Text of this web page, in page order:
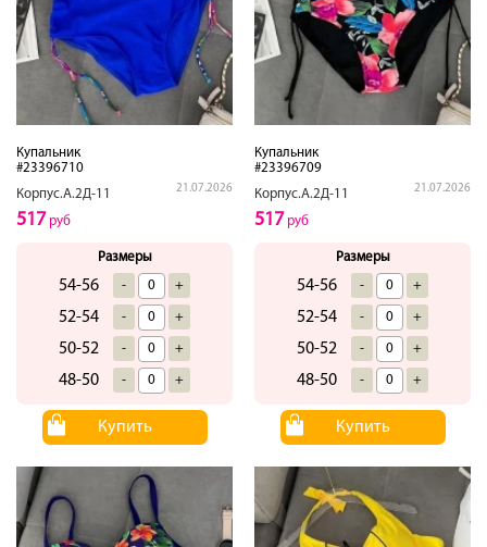
Купальник
#23396710
Корпус.А.2Д-11
21.07.2026
517 руб
Размеры
54-56 - +
52-54 - +
50-52 - +
48-50 - +
Купить
Купальник
#23396709
Корпус.А.2Д-11
21.07.2026
517 руб
Размеры
54-56 - +
52-54 - +
50-52 - +
48-50 - +
Купить